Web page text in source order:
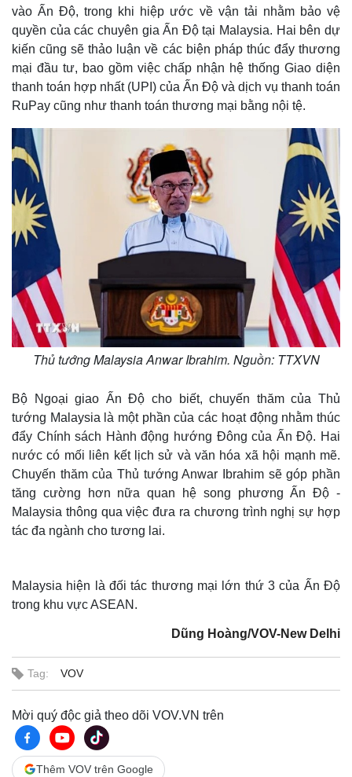
Thế giới
Quan sát
vào Ấn Độ, trong khi hiệp ước về vận tải nhằm bảo vệ
quyền của các chuyên gia Ấn Độ tại Malaysia. Hai bên dự
kiến cũng sẽ ​​thảo luận về các biện pháp thúc đẩy thương
mại đầu tư, bao gồm việc chấp nhận hệ thống Giao diện
thanh toán hợp nhất (UPI) của Ấn Độ và dịch vụ thanh toán
RuPay cũng như thanh toán thương mại bằng nội tệ.
Thủ tướng Malaysia Anwar Ibrahim. Nguồn: TTXVN
Bộ Ngoại giao Ấn Độ cho biết, chuyến thăm của Thủ
tướng Malaysia là một phần của các hoạt động nhằm thúc
đẩy Chính sách Hành động hướng Đông của Ấn Độ. Hai
nước có mối liên kết lịch sử và văn hóa xã hội mạnh mẽ.
Chuyến thăm của Thủ tướng Anwar Ibrahim sẽ góp phần
tăng cường hơn nữa quan hệ song phương Ấn Độ -
Malaysia thông qua việc đưa ra chương trình nghị sự hợp
tác đa ngành cho tương lai.
Malaysia hiện là đối tác thương mại lớn thứ 3 của Ấn Độ
trong khu vực ASEAN.
Dũng Hoàng/VOV-New Delhi
Tag: VOV
Mời quý độc giả theo dõi VOV.VN trên
Thêm VOV trên Google